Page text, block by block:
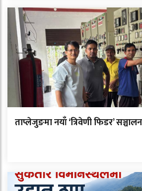
ताप्लेजुङमा नयाँ ‘त्रिवेणी फिडर’